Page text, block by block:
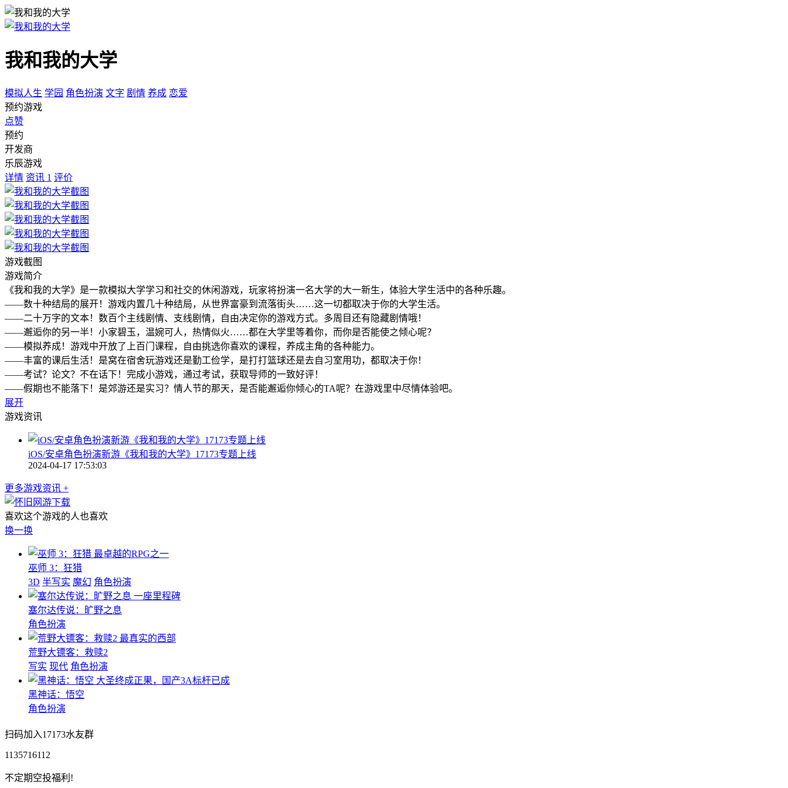
我和我的大学
模拟人生 学园 角色扮演 文字 剧情 养成 恋爱
预约游戏
点赞
预约
开发商
乐辰游戏
详情 资讯 1 评价
游戏截图
游戏简介
《我和我的大学》是一款模拟大学学习和社交的休闲游戏，玩家将扮演一名大学的大一新生，体验大学生活中的各种乐趣。
——数十种结局的展开！游戏内置几十种结局，从世界富豪到流落街头……这一切都取决于你的大学生活。
——二十万字的文本！数百个主线剧情、支线剧情，自由决定你的游戏方式。多周目还有隐藏剧情哦！
——邂逅你的另一半！小家碧玉，温婉可人，热情似火……都在大学里等着你，而你是否能使之倾心呢？
——模拟养成！游戏中开放了上百门课程，自由挑选你喜欢的课程，养成主角的各种能力。
——丰富的课后生活！是窝在宿舍玩游戏还是勤工俭学，是打打篮球还是去自习室用功，都取决于你！
——考试？论文？不在话下！完成小游戏，通过考试，获取导师的一致好评！
——假期也不能落下！是郊游还是实习？情人节的那天，是否能邂逅你倾心的TA呢？在游戏里中尽情体验吧。
展开
游戏资讯
iOS/安卓角色扮演新游《我和我的大学》17173专题上线
2024-04-17 17:53:03
更多游戏资讯 +
喜欢这个游戏的人也喜欢
换一换
最卓越的RPG之一
巫师 3：狂猎
3D 半写实 魔幻 角色扮演
一座里程碑
塞尔达传说：旷野之息
角色扮演
最真实的西部
荒野大镖客：救赎2
写实 现代 角色扮演
大圣终成正果，国产3A标杆已成
黑神话：悟空
角色扮演
扫码加入17173水友群
1135716112
不定期空投福利!